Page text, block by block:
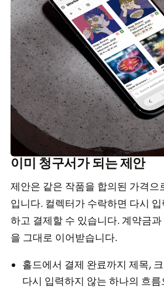
이미 청구서가 되는 제안
제안은 같은 작품을 합의된 가격으
입니다. 컬렉터가 수락하면 다시
하고 결제할 수 있습니다. 계약금
을 그대로 이어받습니다.
홀드에서 결제 완료까지 제목,
다시 입력하지 않는 하나의 흐